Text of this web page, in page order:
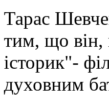
Тарас
тим, що він,
історик"-
духовним